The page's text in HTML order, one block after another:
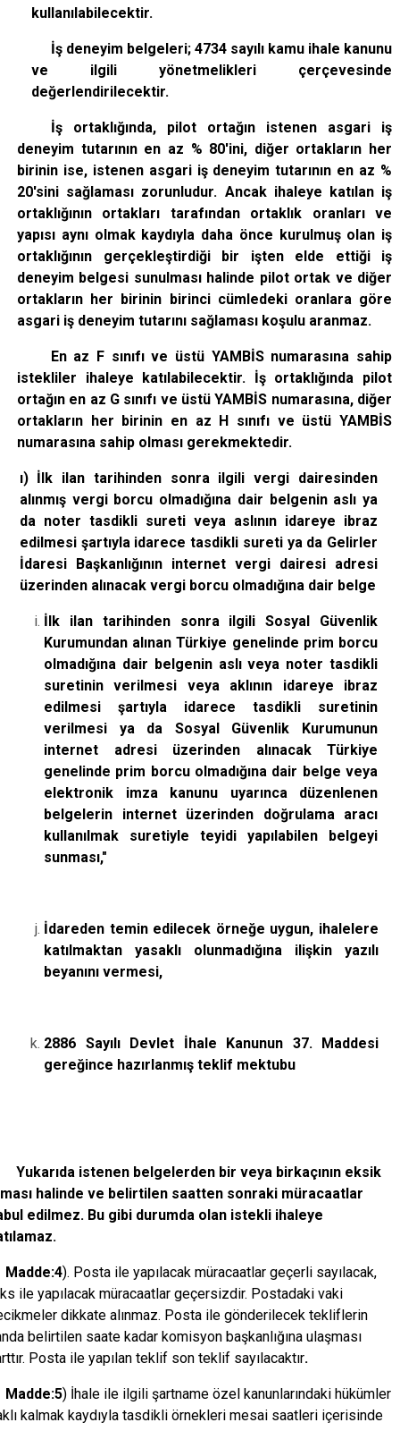
kullanılabilecektir.
İş deneyim belgeleri; 4734 sayılı kamu ihale kanunu
ve ilgili yönetmelikleri çerçevesinde
değerlendirilecektir.
İş ortaklığında, pilot ortağın istenen asgari iş
deneyim tutarının en az % 80'ini, diğer ortakların her
birinin ise, istenen asgari iş deneyim tutarının en az %
20'sini sağlaması zorunludur. Ancak ihaleye katılan iş
ortaklığının ortakları tarafından ortaklık oranları ve
yapısı aynı olmak kaydıyla daha önce kurulmuş olan iş
ortaklığının gerçekleştirdiği bir işten elde ettiği iş
deneyim belgesi sunulması halinde pilot ortak ve diğer
ortakların her birinin birinci cümledeki oranlara göre
asgari iş deneyim tutarını sağlaması koşulu aranmaz.
En az F sınıfı ve üstü YAMBİS numarasına sahip
istekliler ihaleye katılabilecektir. İş ortaklığında pilot
ortağın en az G sınıfı ve üstü YAMBİS numarasına, diğer
ortakların her birinin en az H sınıfı ve üstü YAMBİS
numarasına sahip olması gerekmektedir.
ı) İlk ilan tarihinden sonra ilgili vergi dairesinden
alınmış vergi borcu olmadığına dair belgenin aslı ya
da noter tasdikli sureti veya aslının idareye ibraz
edilmesi şartıyla idarece tasdikli sureti ya da Gelirler
İdaresi Başkanlığının internet vergi dairesi adresi
üzerinden alınacak vergi borcu olmadığına dair belge
İlk ilan tarihinden sonra ilgili Sosyal Güvenlik
Kurumundan alınan Türkiye genelinde prim borcu
olmadığına dair belgenin aslı veya noter tasdikli
suretinin verilmesi veya aklının idareye ibraz
edilmesi şartıyla idarece tasdikli suretinin
verilmesi ya da Sosyal Güvenlik Kurumunun
internet adresi üzerinden alınacak Türkiye
genelinde prim borcu olmadığına dair belge veya
elektronik imza kanunu uyarınca düzenlenen
belgelerin internet üzerinden doğrulama aracı
kullanılmak suretiyle teyidi yapılabilen belgeyi
sunması,"
İdareden temin edilecek örneğe uygun, ihalelere
katılmaktan yasaklı olunmadığına ilişkin yazılı
beyanını vermesi,
2886 Sayılı Devlet İhale Kanunun 37. Maddesi
gereğince hazırlanmış teklif mektubu
istenen belgelerden bir veya birkaçının eksik
halinde ve belirtilen saatten sonraki müracaatlar
edilmez. Bu gibi durumda olan istekli ihaleye
). Posta ile yapılacak müracaatlar geçerli sayılacak,
ile yapılacak müracaatlar geçersizdir. Postadaki vaki
dikkate alınmaz. Posta ile gönderilecek tekliflerin
belirtilen saate kadar komisyon başkanlığına ulaşması
Posta ile yapılan teklif son teklif sayılacaktır.
) İhale ile ilgili şartname özel kanunlarındaki hükümler
kalmak kaydıyla tasdikli örnekleri mesai saatleri içerisinde